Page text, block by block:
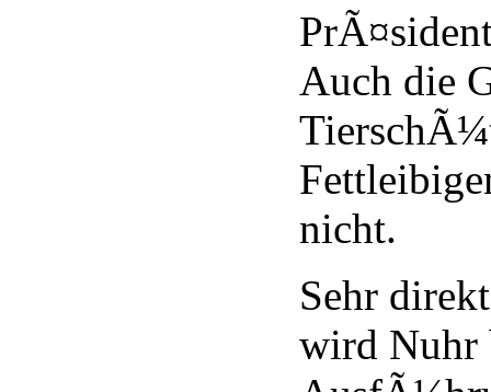
Auch die
nicht.
Sehr
wird Nuhr